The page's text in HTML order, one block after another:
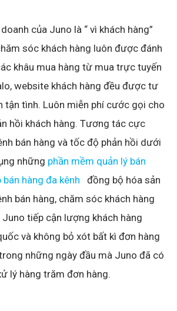
của Juno là “ vì khách hàng”
sóc khách hàng luôn được đánh
khâu mua hàng từ mua trực tuyến
website khách hàng đều được tư
tận tình. Luôn miễn phí cước gọi cho
hồi khách hàng. Tương tác cực
bán hàng và tốc độ phản hồi dưới
những phần mềm quản lý bán
bán hàng đa kênh
đồng bộ hóa sản
bán hàng, chăm sóc khách hàng
tiếp cận lượng khách hàng
và không bỏ xót bất kì đơn hàng
những ngày đầu mà Juno đã có
lý hàng trăm đơn hàng.